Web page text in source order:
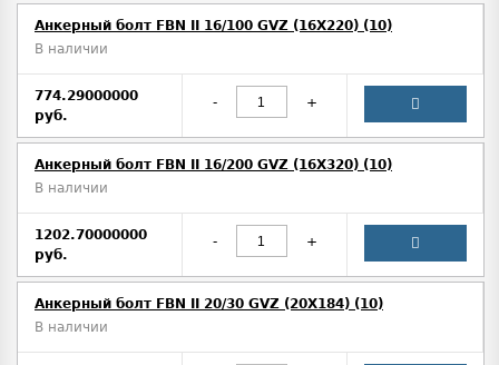
Анкерный болт FBN II 16/100 GVZ (16X220) (10)
В наличии
774.29000000
руб.
- +
Анкерный болт FBN II 16/200 GVZ (16X320) (10)
В наличии
1202.70000000
руб.
- +
Анкерный болт FBN II 20/30 GVZ (20X184) (10)
В наличии